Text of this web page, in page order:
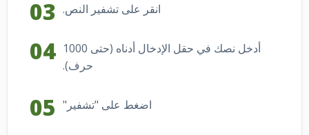
انقر على تشفير النص.
أدخل نصك في حقل الإدخال أدناه (حتى 1000
حرف).
اضغط على "تشفير"